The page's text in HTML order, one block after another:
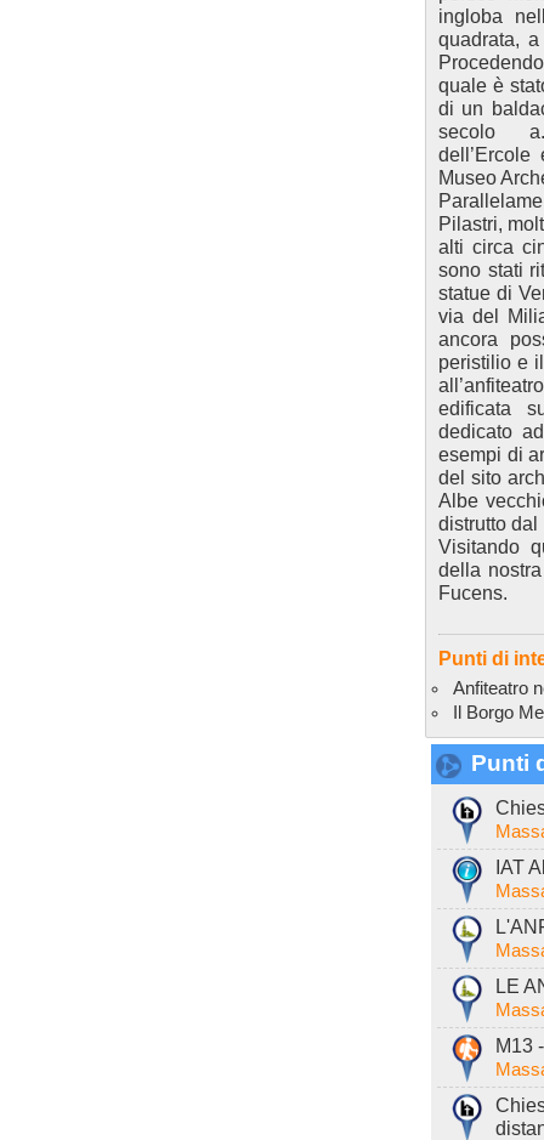
ingloba
quadrata,
quale è
di un
secolo
Museo
Pilastri,
alti circa
sono stati
statue di
via del
ancora
peristilio e
edificata
dedicato
esempi di
del sito
Albe
distrutto dal
Visitando
della
Fucens.
Punti di
Anfiteatro
Il Borgo
Punti
IAT
LE
M13